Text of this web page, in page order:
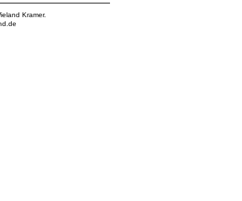
Kramer.